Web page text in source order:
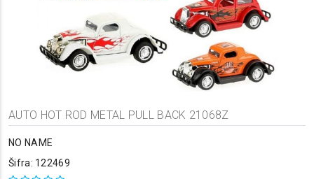
AUTO HOT ROD METAL PULL BACK 21068Z
NO NAME
Šifra: 122469